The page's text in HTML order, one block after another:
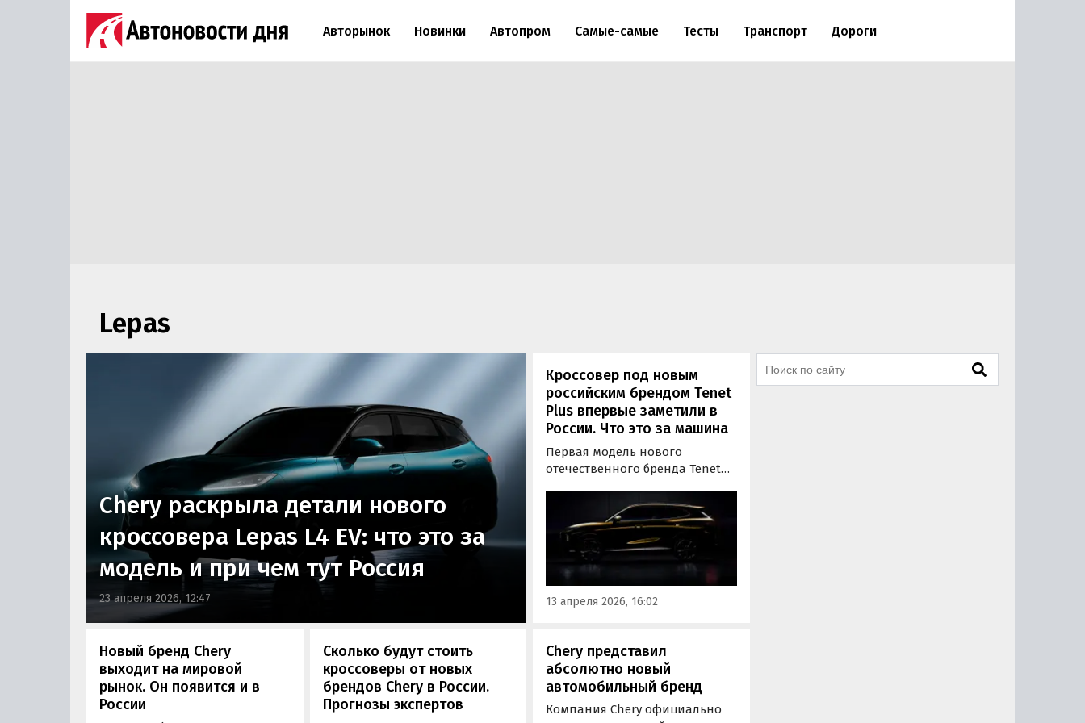
Авторынок Новинки Автопром Самые-самые Тесты Транспорт Дороги
Lepas
Chery раскрыла детали нового
кроссовера Lepas L4 EV: что это за
модель и при чем тут Россия
23 апреля 2026, 12:47
Кроссовер под новым
российским брендом Tenet
Plus впервые заметили в
России. Что это за машина
Первая модель нового
отечественного бренда Tenet
испытания в России. Речь идет
о компактном кроссовере Tenet
Plus L4, который представляет
собой перелицованную копию
паркетника Lepas L4 от Chery.
Tenet Plus L4 в плотном
камуфляже был замечен на
13 апреля 2026, 16:02
Новый бренд Chery
выходит на мировой
рынок. Он появится и в
России
Сколько будут стоить
кроссоверы от новых
брендов Chery в России.
Прогнозы экспертов
Chery представил
абсолютно новый
автомобильный бренд
Компания Chery официально